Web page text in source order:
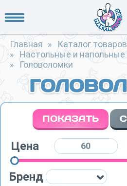
Главная » Каталог товаров
» Настольные и напольные
» Головоломки
Цена
Бренд